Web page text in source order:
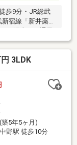
歩9分・JR総武
宿線「新井薬師
ベーション、耐
床暖房付き・モ
納有■リノベー
ニットバス新規
ステムキッチン
装・耐震補
3LDK
築5年5ヶ月)
野駅 徒歩10分